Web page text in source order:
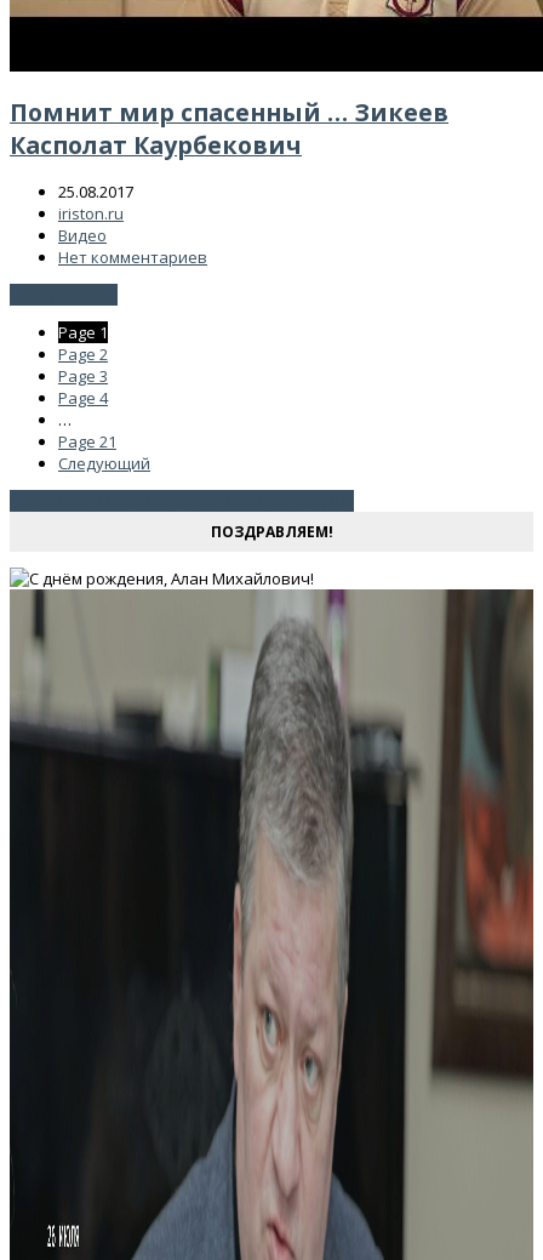
Помнит мир спасенный … Зикеев
Касполат Каурбекович
25.08.2017
iriston.ru
Видео
Нет комментариев
Page 1
Page 2
Page 3
Page 4
…
Page 21
Следующий
ПОЗДРАВЛЯЕМ!